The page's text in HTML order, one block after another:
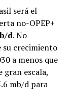
será el
no-OPEP+
d. No
su crecimiento
a menos que
gran escala,
mb/d para